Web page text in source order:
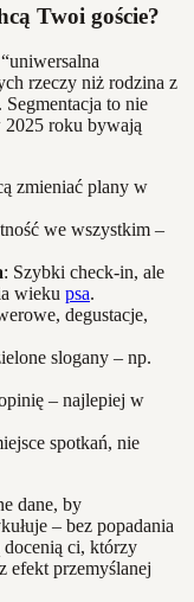
Twoi goście?
rzeczy niż rodzina z
to nie
2025 roku bywają
zmieniać plany w
we wszystkim –
: Szybki check-in, ale
wieku psa.
degustacje,
slogany – np.
– najlepiej w
spotkań, nie
dane, by
– bez popadania
docenią ci, którzy
efekt przemyślanej